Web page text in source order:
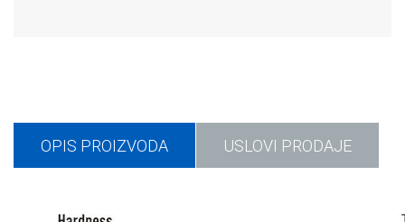
OPIS PROIZVODA USLOVI PRODAJE